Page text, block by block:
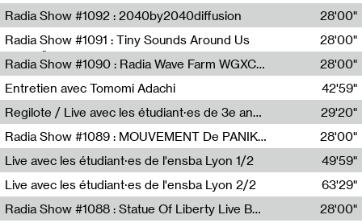
Meris Angioletti
Radia Show #1092 : 2040by2040diffusion
Diffusion FM
28'00"
Radia Show #1091 : Tiny Sounds Around Us
Radio Študent
28'00"
Radia Show #1090 : Radia Wave Farm WGXC Corey De Juan Sherrard Jr Startalk
Wave Farm
28'00"
Entretien avec Tomomi Adachi
Tomomi Adachi,Loraine Baud
42'59"
Regilote / Live avec les étudiant·es de 3e année de l'EMA
Nima Henryon,Athéna Noël,Amir Genillon,Ibourayane Ahmadi,Manelle Cherrih,Honorine Gibello,John Weeber,Manon Joseph
29'20"
Radia Show #1089 : MOUVEMENT De PANIK (Radio Panik)
Radio Panik
28'00"
Live avec les étudiant·es de l'ensba Lyon 1/2
49'59"
Live avec les étudiant·es de l'ensba Lyon 2/2
63'29"
Radia Show #1088 : Statue Of Liberty Live By Ed Baxter (Resonance)
28'00"